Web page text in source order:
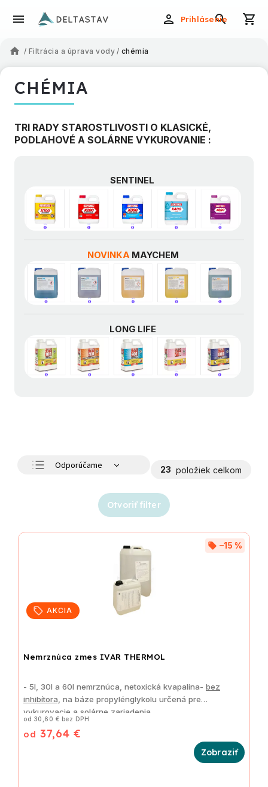
Prihlásenie
/ Filtrácia a úprava vody / chémia
CHÉMIA
TRI RADY STAROSTLIVOSTI O KLASICKÉ,
PODLAHOVÉ A SOLÁRNE VYKUROVANIE :
SENTINEL
NOVINKAMAYCHEM
LONG LIFE
Odporúčame
23 položiek celkom
Otvoriť filter
AKCIA
Nemrznúca zmes IVAR THERMOL
–15 %
od 30,60 € bez DPH
od 37,64 €
- 5l, 30l a 60l nemrznúca, netoxická kvapalina- bez
inhibítora, na báze propylénglykolu určená pre
vykurovacie a solárne zariadenia